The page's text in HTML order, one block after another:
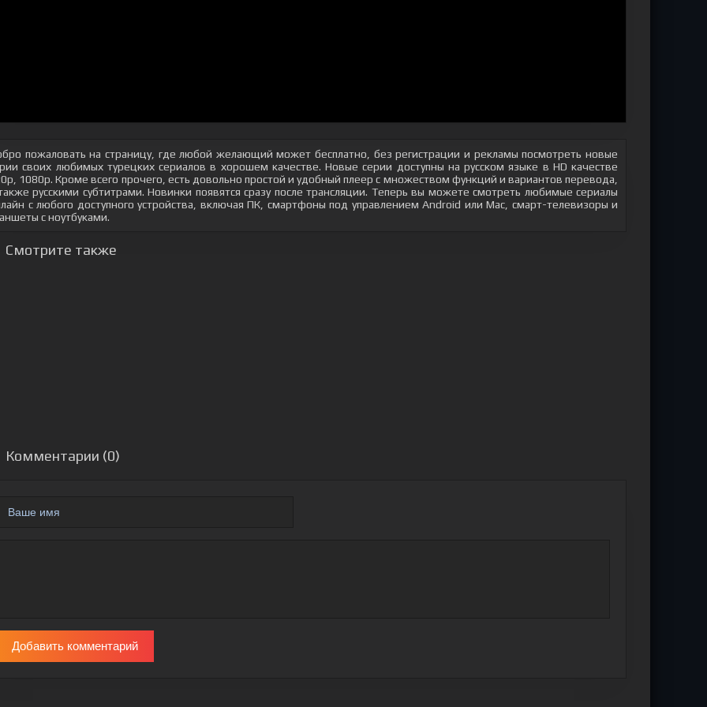
пожаловать на страницу, где любой желающий может бесплатно, без регистрации и рекламы посмотреть новые
своих любимых турецких сериалов в хорошем качестве. Новые серии доступны на русском языке в HD качестве
1080p. Кроме всего прочего, есть довольно простой и удобный плеер с множеством функций и вариантов перевода,
русскими субтитрами. Новинки появятся сразу после трансляции. Теперь вы можете смотреть любимые сериалы
с любого доступного устройства, включая ПК, смартфоны под управлением Android или Mac, смарт-телевизоры и
с ноутбуками.
Смотрите также
Комментарии (0)
Добавить комментарий